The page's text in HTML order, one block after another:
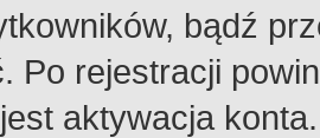
bądź
Po rejestracji
aktywacja